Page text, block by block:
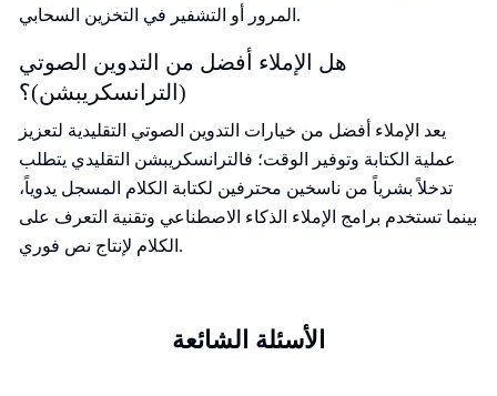
المرور أو التشفير في التخزين السحابي.
هل الإملاء أفضل من التدوين الصوتي
(الترانسكريبشن)؟
يعد الإملاء أفضل من خيارات التدوين الصوتي التقليدية لتعزيز
عملية الكتابة وتوفير الوقت؛ فالترانسكريبشن التقليدي يتطلب
تدخلاً بشرياً من ناسخين محترفين لكتابة الكلام المسجل يدوياً،
بينما تستخدم برامج الإملاء الذكاء الاصطناعي وتقنية التعرف على
الكلام لإنتاج نص فوري.
الأسئلة الشائعة